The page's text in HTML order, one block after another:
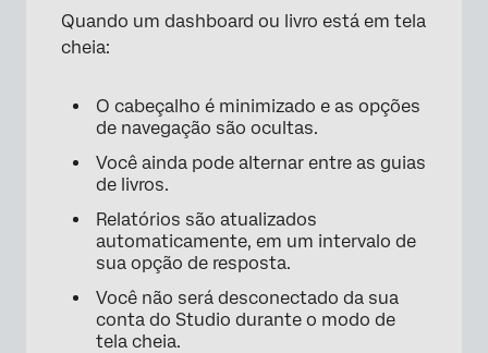
Quando um dashboard ou livro está em tela
cheia:
O cabeçalho é minimizado e as opções
de navegação são ocultas.
Você ainda pode alternar entre as guias
de livros.
Relatórios são atualizados
automaticamente, em um intervalo de
sua opção de resposta.
Você não será desconectado da sua
conta do Studio durante o modo de
tela cheia.